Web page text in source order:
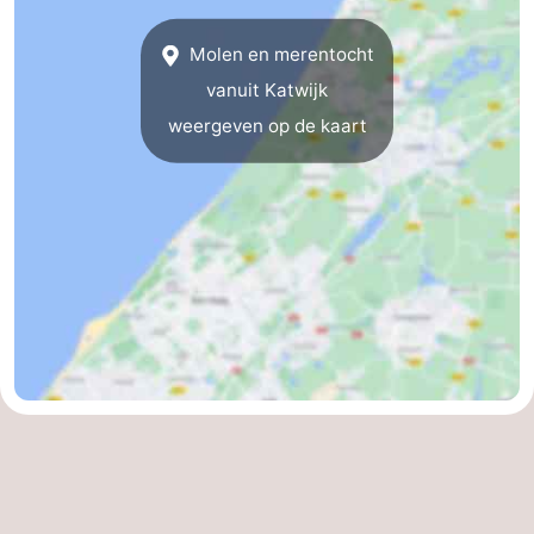
Molen en merentocht
vanuit Katwijk
weergeven op de kaart